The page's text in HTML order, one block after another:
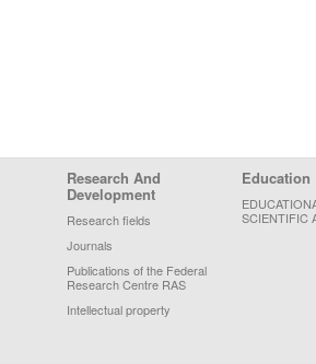
Research And
Development
Research fields
Journals
Publications of the Federal
Research Centre RAS
Intellectual property
Education
SCIENTIFIC